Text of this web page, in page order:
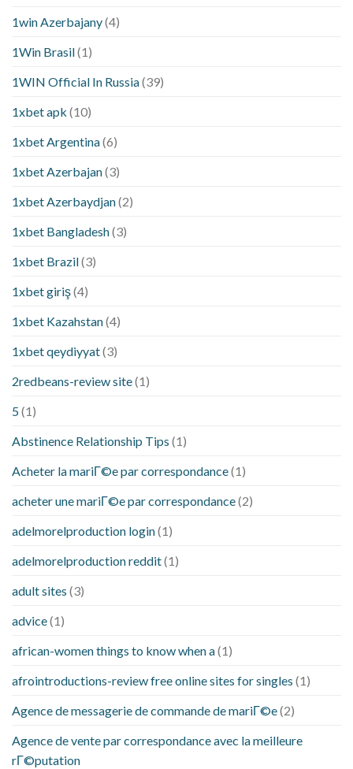
1win Azerbajany(4)
1Win Brasil(1)
1WIN Official In Russia(39)
1xbet apk (10)
1xbet Argentina(6)
1xbet Azerbajan(3)
1xbet Azerbaydjan(2)
1xbet Bangladesh(3)
1xbet Brazil(3)
1xbet giriş(4)
1xbet Kazahstan(4)
1xbet qeydiyyat(3)
2redbeans-review site(1)
5(1)
Abstinence Relationship Tips (1)
Acheter la mariГ©e par correspondance(1)
acheter une mariГ©e par correspondance(2)
adelmorelproduction login(1)
adelmorelproduction reddit(1)
adult sites (3)
advice(1)
african-women things to know when a(1)
afrointroductions-review free online sites for singles (1)
Agence de messagerie de commande de mariГ©e(2)
Agence de vente par correspondance avec la meilleure
rГ©putation